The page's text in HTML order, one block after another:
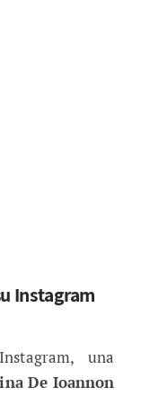
Instagram
una
De Ioannon